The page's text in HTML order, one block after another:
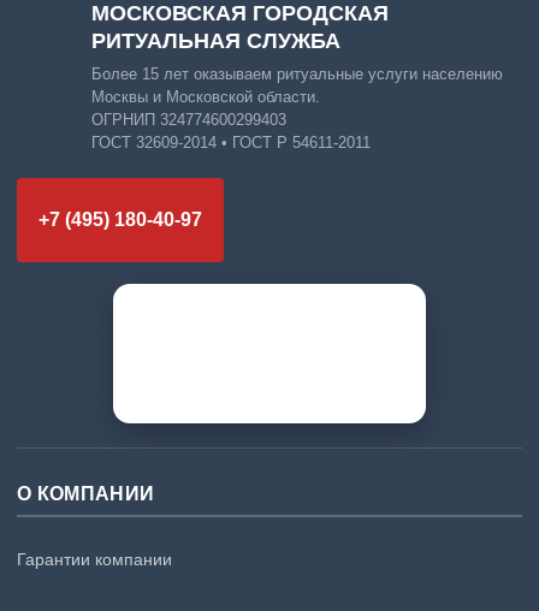
МОСКОВСКАЯ ГОРОДСКАЯ
РИТУАЛЬНАЯ СЛУЖБА
Более 15 лет оказываем ритуальные услуги населению
Москвы и Московской области.
ОГРНИП 324774600299403
ГОСТ 32609-2014 • ГОСТ Р 54611-2011
+7 (495) 180-40-97
О КОМПАНИИ
Гарантии компании